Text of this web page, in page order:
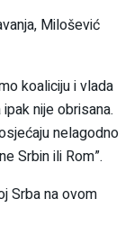
Milošević
koaliciju i vlada
nije obrisana.
nelagodno
Srbin ili Rom”.
Srba na ovom